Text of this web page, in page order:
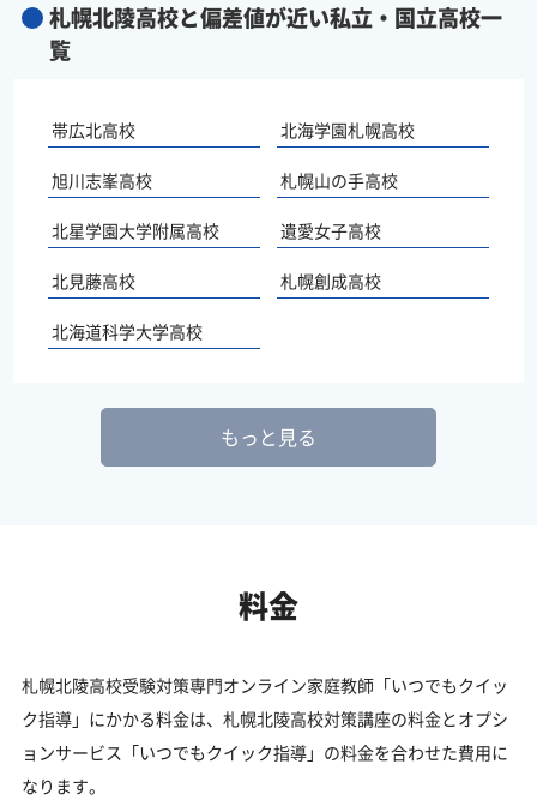
札幌北陵高校と偏差値が近い私立・国立高校一
覧
帯広北高校 北海学園札幌高校
旭川志峯高校 札幌山の手高校
北星学園大学附属高校 遺愛女子高校
北見藤高校 札幌創成高校
北海道科学大学高校
もっと見る
料金
札幌北陵高校受験対策専門オンライン家庭教師「いつでもクイッ
ク指導」にかかる料金は、札幌北陵高校対策講座の料金とオプシ
ョンサービス「いつでもクイック指導」の料金を合わせた費用に
なります。